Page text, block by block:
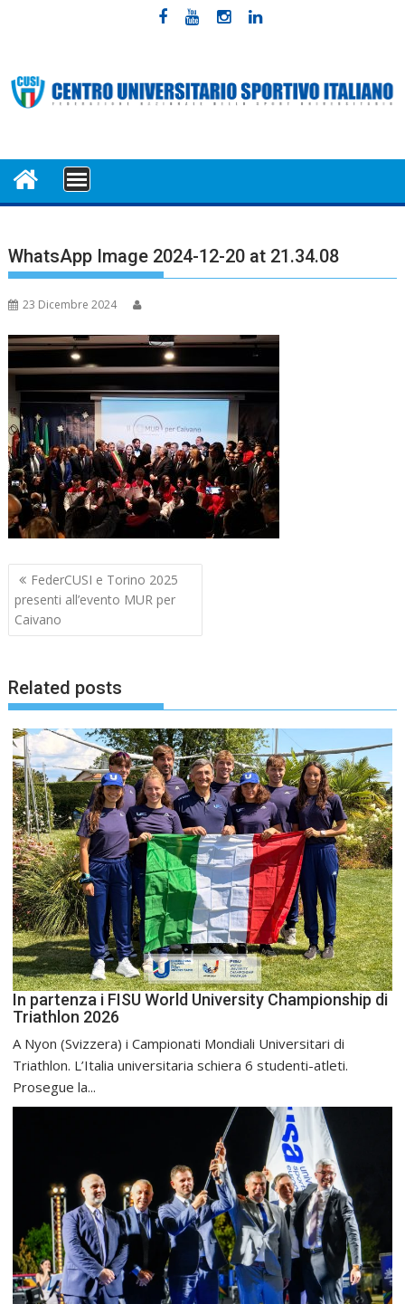
MENU
WhatsApp Image 2024-12-20 at 21.34.08
23 Dicembre 2024
Navigazione
articoli
FederCUSI e Torino 2025
presenti all’evento MUR per
Caivano
Related posts
In partenza i FISU World University Championship di
Triathlon 2026
A Nyon (Svizzera) i Campionati Mondiali Universitari di
Triathlon. L’Italia universitaria schiera 6 studenti-atleti.
Prosegue la...